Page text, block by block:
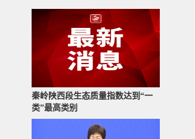
秦岭陕西段生态质量指数达到“一
类”最高类别